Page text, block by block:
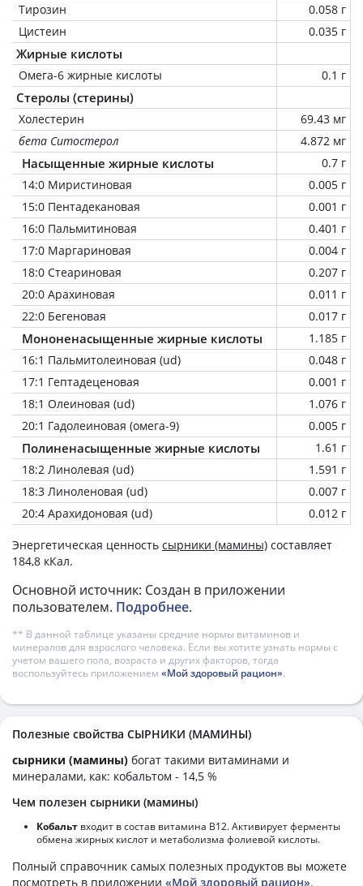
Тирозин
0.058 г
Цистеин
0.035 г
Жирные кислоты
Омега-6 жирные кислоты 0.1 г
Стеролы (стерины)
Холестерин
69.43 мг
бета Ситостерол
4.872 мг
Насыщенные жирные кислоты
0.7 г
14:0 Миристиновая
0.005 г
15:0 Пентадекановая
0.001 г
16:0 Пальмитиновая
0.401 г
17:0 Маргариновая
0.004 г
18:0 Стеариновая
0.207 г
20:0 Арахиновая
0.011 г
22:0 Бегеновая
0.017 г
Мононенасыщенные жирные кислоты
1.185 г
16:1 Пальмитолеиновая (ud)
0.048 г
17:1 Гептадеценовая
0.001 г
18:1 Олеиновая (ud)
1.076 г
20:1 Гадолеиновая (омега-9)
0.005 г
Полиненасыщенные жирные кислоты
1.61 г
18:2 Линолевая (ud)
1.591 г
18:3 Линоленовая (ud)
0.007 г
20:4 Арахидоновая (ud)
0.012 г
Энергетическая ценность сырники (мамины) составляет
184,8 кКал.
Основной источник: Создан в приложении
пользователем. Подробнее.
** В данной таблице указаны средние нормы витаминов и
минералов для взрослого человека. Если вы хотите узнать нормы с
учетом вашего пола, возраста и других факторов, тогда
воспользуйтесь приложением «Мой здоровый рацион».
Полезные свойства СЫРНИКИ (МАМИНЫ)
сырники (мамины) богат такими витаминами и
минералами, как: кобальтом - 14,5 %
Чем полезен сырники (мамины)
Кобальт входит в состав витамина В12. Активирует ферменты
обмена жирных кислот и метаболизма фолиевой кислоты.
Полный справочник самых полезных продуктов вы можете
посмотреть в приложении «Мой здоровый рацион».